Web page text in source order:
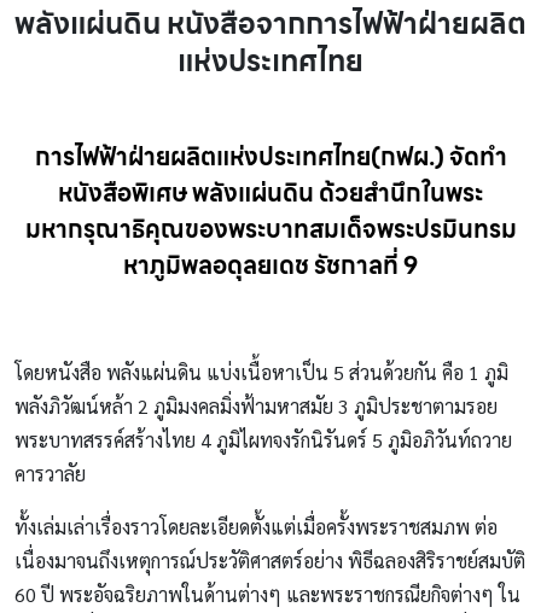
พลังแผ่นดิน หนังสือจากการไฟฟ้าฝ่ายผลิต
แห่งประเทศไทย
การไฟฟ้าฝ่ายผลิตแห่งประเทศไทย(กฟผ.) จัดทำ
หนังสือพิเศษ พลังแผ่นดิน ด้วยสำนึกในพระ
มหากรุณาธิคุณของพระบาทสมเด็จพระปรมินทรม
หาภูมิพลอดุลยเดช รัชกาลที่ 9
โดยหนังสือ พลังแผ่นดิน แบ่งเนื้อหาเป็น 5 ส่วนด้วยกัน คือ 1 ภูมิ
พลังภิวัฒน์หล้า 2 ภูมิมงคลมิ่งฟ้ามหาสมัย 3 ภูมิประชาตามรอย
พระบาทสรรค์สร้างไทย 4 ภูมิไผทจงรักนิรันดร์ 5 ภูมิอภิวันท์ถวาย
คารวาลัย
ทั้งเล่มเล่าเรื่องราวโดยละเอียดตั้งแต่เมื่อครั้งพระราชสมภพ ต่อ
เนื่องมาจนถึงเหตุการณ์ประวัติศาสตร์อย่าง พิธีฉลองสิริราชย์สมบัติ
60 ปี พระอัจฉริยภาพในด้านต่างๆ และพระราชกรณียกิจต่างๆ ใน